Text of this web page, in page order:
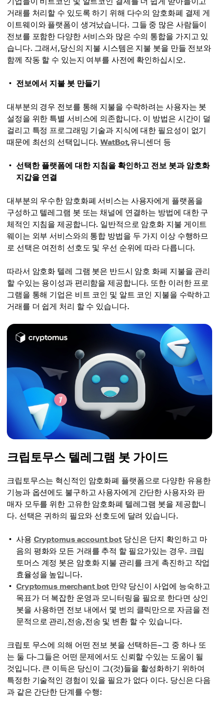
거래를 처리할 수 있도록 하기 위해 다수의 암호화폐 결제 게
이트웨이와 플랫폼이 생겨났습니다. 그들 중 많은 사람들이
전보를 포함한 다양한 서비스와 많은 수의 통합을 가지고 있
습니다. 그래서,당신의 지불 시스템은 지불 봇을 만들 전보와
함께 작동 할 수 있는지 여부를 사전에 확인하십시오.
전보에서 지불 봇 만들기
대부분의 경우 전보를 통해 지불을 수락하려는 사용자는 봇
설정을 위한 특별 서비스에 의존합니다. 이 방법은 시간이 덜
걸리고 특정 프로그래밍 기술과 지식에 대한 필요성이 없기
때문에 최선의 선택입니다.WatBot,유니센더 등
선택한 플랫폼에 대한 지침을 확인하고 전보 봇과 암호화
지갑을 연결
대부분의 우수한 암호화폐 서비스는 사용자에게 플랫폼을
구성하고 텔레그램 봇 또는 채널에 연결하는 방법에 대한 구
체적인 지침을 제공합니다. 일반적으로 암호화 지불 게이트
웨이는 외부 서비스와의 통합 방법을 두 가지 이상 수행하므
로 선택은 여전히 선호도 및 우선 순위에 따라 다릅니다.
따라서 암호화 텔레 그램 봇은 반드시 암호 화폐 지불을 관리
할 수있는 용이성과 편리함을 제공합니다. 또한 이러한 프로
그램을 통해 기업은 비트 코인 및 알트 코인 지불을 수락하고
거래를 더 쉽게 처리 할 수 있습니다.
크립토무스 텔레그램 봇 가이드
크립토무스는 혁신적인 암호화폐 플랫폼으로 다양한 유용한
기능과 옵션에도 불구하고 사용자에게 간단한 사용자와 판
매자 모두를 위한 고유한 암호화폐 텔레그램 봇을 제공합니
다. 선택은 귀하의 필요와 선호도에 달려 있습니다.
사용 Cryptomus account bot 당신은 단지 확인하고 마
음의 평화와 모든 거래를 추적 할 필요가있는 경우. 크립
토머스 계정 봇은 암호화 지불 관리를 크게 촉진하고 작업
효율성을 높입니다.
Cryptomus merchant bot 만약 당신이 사업에 능숙하고
목표가 더 복잡한 운영과 모니터링을 필요로 한다면 상인
봇을 사용하면 전보 내에서 몇 번의 클릭만으로 자금을 전
문적으로 관리,전송,전송 및 변환 할 수 있습니다.
크립토 무스에 의해 어떤 전보 봇을 선택하든–그 중 하나 또
는 둘 다-그들은 어떤 문제에서도 신뢰할 수있는 도움이 될
것입니다. 큰 이득은 당신이 그(것)들을 활성화하기 위하여
특정한 기술적인 경험이 있을 필요가 없다 이다. 당신은 다음
과 같은 간단한 단계를 수행: